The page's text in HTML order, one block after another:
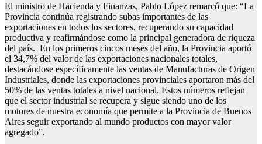
El ministro de Hacienda y Finanzas, Pablo López remarcó que: “La
Provincia continúa registrando subas importantes de las
exportaciones en todos los sectores, recuperando su capacidad
productiva y reafirmándose como la principal generadora de riqueza
del país. En los primeros cincos meses del año, la Provincia aportó
el 34,7% del valor de las exportaciones nacionales totales,
destacándose específicamente las ventas de Manufacturas de Origen
Industriales, donde las exportaciones provinciales aportaron más del
50% de las ventas totales a nivel nacional. Estos números reflejan
que el sector industrial se recupera y sigue siendo uno de los
motores de nuestra economía que permite a la Provincia de Buenos
Aires seguir exportando al mundo productos con mayor valor
agregado”.